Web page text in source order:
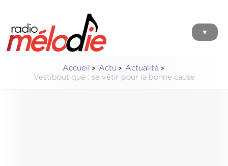
▼
Accueil Actu
Actualité
Vestiboutique : se vêtir pour la bonne cause